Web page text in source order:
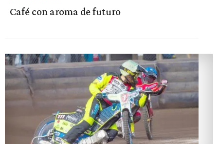
Café con aroma de futuro